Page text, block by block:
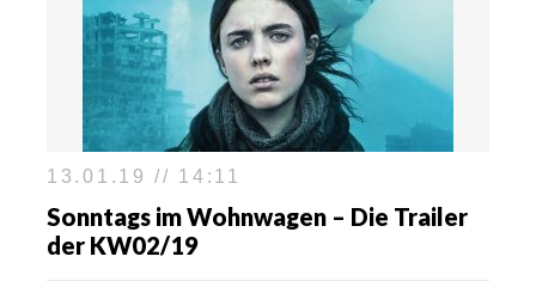
13.01.19 // 14:11
Sonntags im Wohnwagen – Die Trailer
der KW02/19